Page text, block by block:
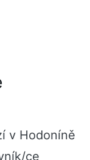
v Hodoníně
ce